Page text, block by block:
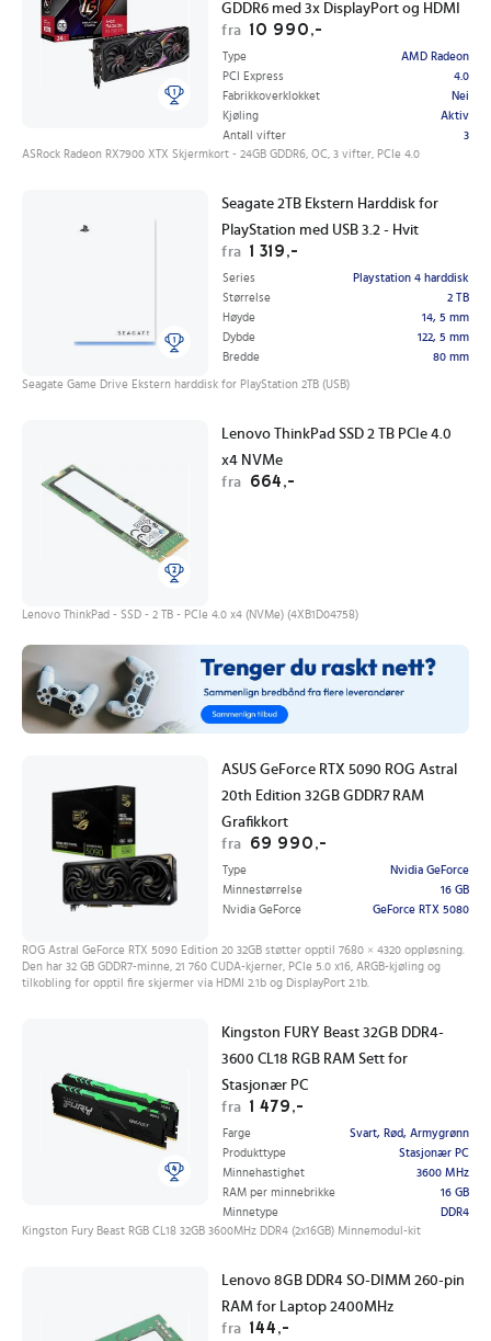
GDDR6 med 3x DisplayPort og HDMI
fra 10 990,-
Type
AMD Radeon
PCI Express
4.0
Fabrikkoverklokket
Nei
Kjøling
Aktiv
Antall vifter
3
ASRock Radeon RX7900 XTX Skjermkort - 24GB GDDR6, OC, 3 vifter, PCIe 4.0
Seagate 2TB Ekstern Harddisk for
PlayStation med USB 3.2 - Hvit
fra 1 319,-
Series
Playstation 4 harddisk
Størrelse
2 TB
Høyde
14, 5 mm
Dybde
122, 5 mm
Bredde
80 mm
Seagate Game Drive Ekstern harddisk for PlayStation 2TB (USB)
Lenovo ThinkPad SSD 2 TB PCIe 4.0
x4 NVMe
fra
664,-
Lenovo ThinkPad - SSD - 2 TB - PCIe 4.0 x4 (NVMe) (4XB1D04758)
ASUS GeForce RTX 5090 ROG Astral
20th Edition 32GB GDDR7 RAM
Grafikkort
fra
69 990,-
Type
Nvidia GeForce
Minnestørrelse
16 GB
Nvidia GeForce
GeForce RTX 5080
ROG Astral GeForce RTX 5090 Edition 20 32GB støtter opptil 7680 × 4320 oppløsning.
Den har 32 GB GDDR7-minne, 21 760 CUDA-kjerner, PCIe 5.0 x16, ARGB-kjøling og
tilkobling for opptil fire skjermer via HDMI 2.1b og DisplayPort 2.1b.
Kingston FURY Beast 32GB DDR4-
3600 CL18 RGB RAM Sett for
Stasjonær PC
fra 1 479,-
Farge
Svart, Rød, Armygrønn
Produkttype
Stasjonær PC
Minnehastighet
3600 MHz
RAM per minnebrikke
16 GB
Minnetype
DDR4
Kingston Fury Beast RGB CL18 32GB 3600MHz DDR4 (2x16GB) Minnemodul-kit
Lenovo 8GB DDR4 SO-DIMM 260-pin
RAM for Laptop 2400MHz
fra 144,-